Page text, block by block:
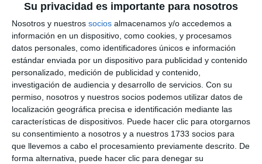
Su privacidad es importante para nosotros
Nosotros y nuestros socios almacenamos y/o accedemos a
información en un dispositivo, como cookies, y procesamos
datos personales, como identificadores únicos e información
estándar enviada por un dispositivo para publicidad y contenido
personalizado, medición de publicidad y contenido,
investigación de audiencia y desarrollo de servicios. Con su
permiso, nosotros y nuestros socios podemos utilizar datos de
localización geográfica precisa e identificación mediante las
características de dispositivos. Puede hacer clic para otorgarnos
su consentimiento a nosotros y a nuestros 1733 socios para
que llevemos a cabo el procesamiento previamente descrito. De
forma alternativa, puede hacer clic para denegar su